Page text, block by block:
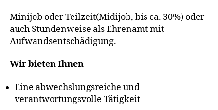
Minijob oder Teilzeit(Midijob, bis ca. 30%) oder
auch Stundenweise als Ehrenamt mit
Aufwandsentschädigung.
Wir bieten Ihnen
Eine abwechslungsreiche und
verantwortungsvolle Tätigkeit